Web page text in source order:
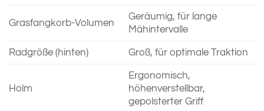
Grasfangkorb-Volumen
Geräumig, für lange
Mähintervalle
Radgröße (hinten) Groß, für optimale Traktion
Holm
Ergonomisch,
höhenverstellbar,
gepolsterter Griff